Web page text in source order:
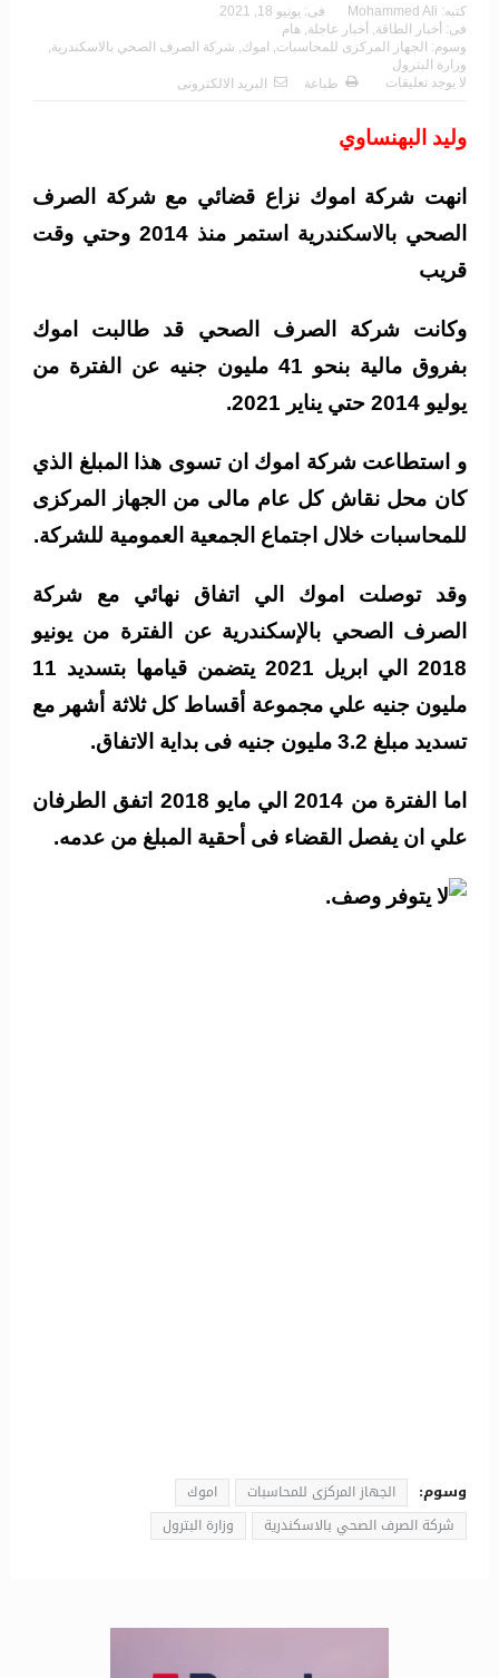
كتبه: Mohammed Ali فى: يونيو 18, 2021
فى: أخبار الطاقة أخبار عاجلة هام
وسوم: الجهاز المركزى للمحاسبات اموك شركة الصرف الصحي بالاسكندرية
وزارة البترول
لا يوجد تعليقات
طباعة البريد الالكترونى
وليد البهنساوي
انهت شركة اموك نزاع قضائي مع شركة الصرف
الصحي بالاسكندرية استمر منذ 2014 وحتي وقت
قريب
وكانت شركة الصرف الصحي قد طالبت اموك
بفروق مالية بنحو 41 مليون جنيه عن الفترة من
يوليو 2014 حتي يناير 2021.
و استطاعت شركة اموك ان تسوى هذا المبلغ الذي
كان محل نقاش كل عام مالى من الجهاز المركزى
للمحاسبات خلال اجتماع الجمعية العمومية للشركة.
وقد توصلت اموك الي اتفاق نهائي مع شركة
الصرف الصحي بالإسكندرية عن الفترة من يونيو
2018 الي ابريل 2021 يتضمن قيامها بتسديد 11
مليون جنيه علي مجموعة أقساط كل ثلاثة أشهر مع
تسديد مبلغ 3.2 مليون جنيه فى بداية الاتفاق.
اما الفترة من 2014 الي مايو 2018 اتفق الطرفان
علي ان يفصل القضاء فى أحقية المبلغ من عدمه.
وسوم: الجهاز المركزى للمحاسبات
اموك
شركة الصرف الصحي بالاسكندرية
وزارة البترول